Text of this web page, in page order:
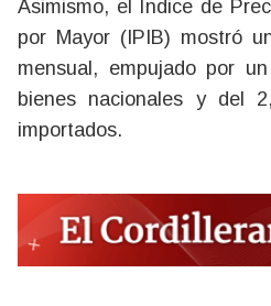
Asimismo, el Índice de
por Mayor (IPIB) mostró
mensual, empujado por
bienes nacionales y del
importados.